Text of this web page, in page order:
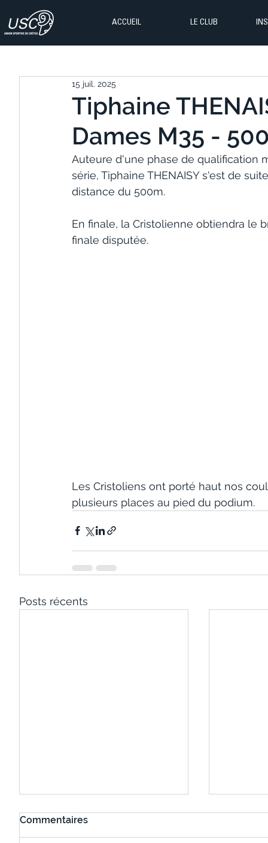
ACCUEIL LE CLUB
Tiphaine
Dames M35 -
15 juil. 2025
Auteure d'une phase de qualification
série, Tiphaine THENAISY s'est de
distance du 500m.
En finale, la Cristolienne obtiendra le
finale disputée.
Les Cristoliens ont porté haut nos
plusieurs places au pied du podium.
Posts récents
Commentaires